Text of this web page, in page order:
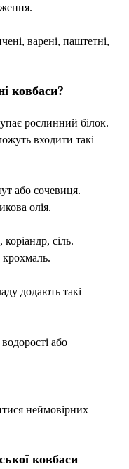
варені, паштетні,
ковбаси?
рослинний білок.
входити такі
або сочевиця.
олія.
сіль.
додають такі
або
неймовірних
ковбаси